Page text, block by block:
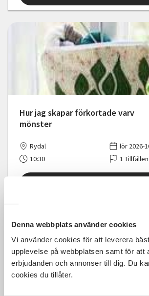
Denna webbplats använder cookies
Vi använder cookies för att leverera
upplevelse på webbplatsen samt för att
erbjudanden och annonser till dig. Du
cookies du tillåter.
Hur jag skapar förkortade varv
mönster
Rydal
lör 2026-
10:30
1 Tillfällen